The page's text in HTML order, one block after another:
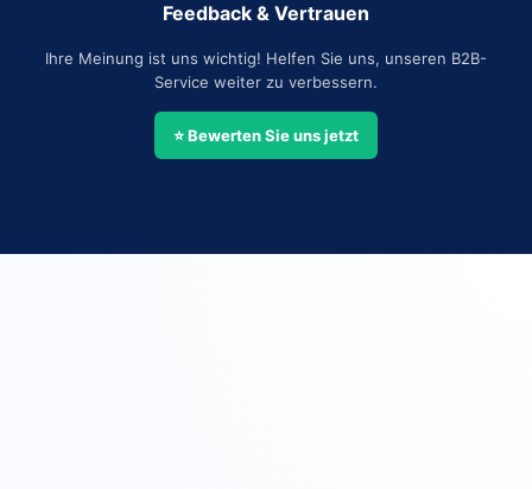
Feedback & Vertrauen
Ihre Meinung ist uns wichtig! Helfen Sie uns, unseren B2B-
Service weiter zu verbessern.
⭐ Bewerten Sie uns jetzt